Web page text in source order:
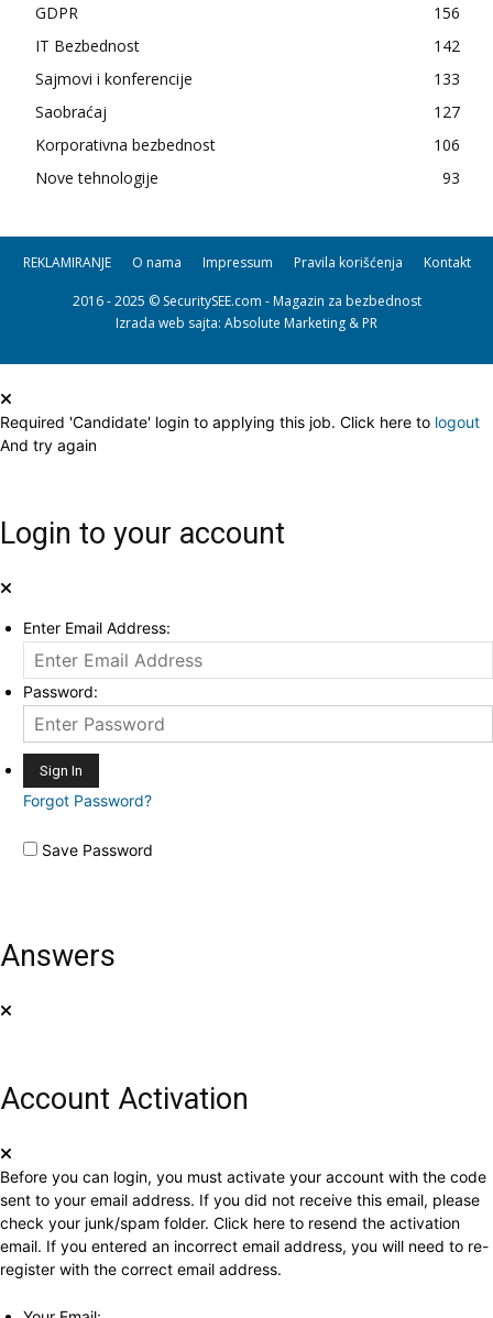
GDPR
156
IT Bezbednost
142
Sajmovi i konferencije
133
Saobraćaj
127
Korporativna bezbednost
106
Nove tehnologije
93
REKLAMIRANJE O nama Impressum Pravila korišćenja Kontakt
2016 - 2025 © SecuritySEE.com - Magazin za bezbednost
Izrada web sajta: Absolute Marketing & PR
Required 'Candidate' login to applying this job. Click here to logout
And try again
Login to your account
Enter Email Address:
Password:
Forgot Password?
Save Password
Answers
Account Activation
Before you can login, you must activate your account with the code
sent to your email address. If you did not receive this email, please
check your junk/spam folder. Click here to resend the activation
email. If you entered an incorrect email address, you will need to re-
register with the correct email address.